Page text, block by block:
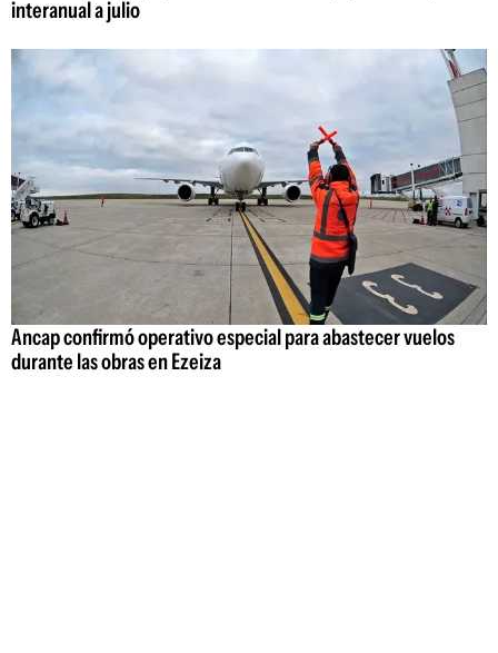
interanual a julio
Ancap confirmó operativo especial para abastecer vuelos
durante las obras en Ezeiza